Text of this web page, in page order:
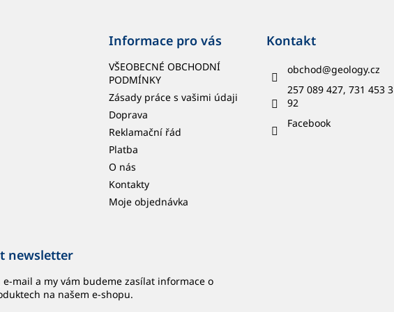
Informace pro vás
VŠEOBECNÉ OBCHODNÍ
PODMÍNKY
Zásady práce s vašimi údaji
Doprava
Reklamační řád
Platba
O nás
Kontakty
Moje objednávka
Kontakt
obchod@geology.cz
257 089 427, 731 453 3
92
Facebook
newsletter
e-mail a my vám budeme zasílat informace o
na našem e-shopu.